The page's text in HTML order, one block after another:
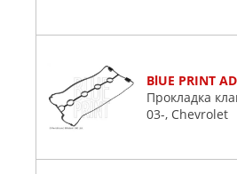
BlUE PRINT
Прокладка
03-, Chevrolet